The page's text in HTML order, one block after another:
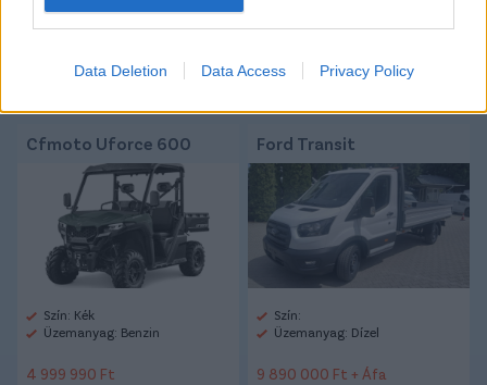
Data Deletion Data Access Privacy Policy
Autópiac
Cfmoto Uforce 600
Szín: Kék
Üzemanyag: Benzin
4 999 990 Ft
Ford Transit
Szín:
Üzemanyag: Dízel
9 890 000 Ft + Áfa